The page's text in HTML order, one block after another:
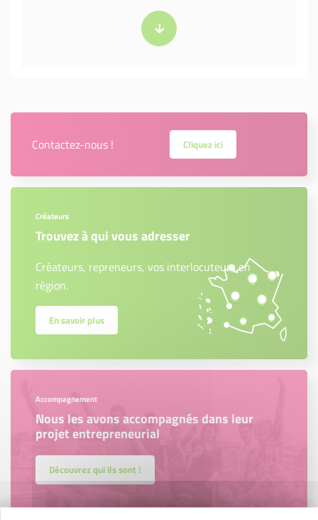
Contactez-nous ! Cliquez ici
Créateurs
Trouvez à qui vous adresser
Créateurs, repreneurs, vos interlocuteurs en
région.
En savoir plus
Accompagnement
Nous les avons accompagnés dans leur
projet entrepreneurial
Découvrez qui ils sont !